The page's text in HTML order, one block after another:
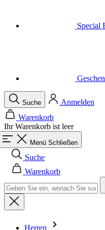
Ihr Warenkorb ist leer
Menü Schließen
Suche
Warenkorb
Herren
Alle in der